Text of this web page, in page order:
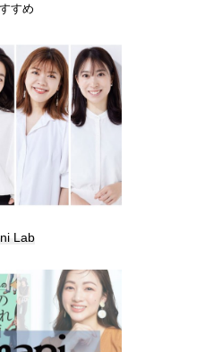
すめ
Lab